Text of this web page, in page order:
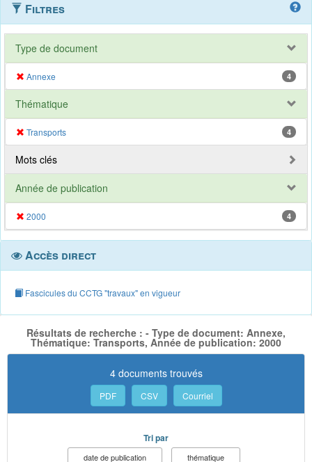
Filtres
Type de document
Annexe 4
Thématique
Transports 4
Mots clés
Année de publication
2000 4
Accès direct
Fascicules du CCTG "travaux" en vigueur
Résultats de recherche : - Type de document: Annexe,
Thématique: Transports, Année de publication: 2000
4 documents trouvés
PDF CSV Courriel
Tri par
date de publication
thématique